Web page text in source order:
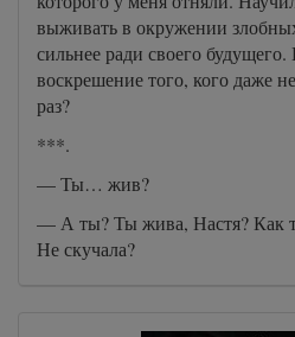
выживать в окружении
сильнее ради своего
воскрешение того, кого даже
раз?
***.
— Ты… жив?
— А ты? Ты жива, Настя? Как
Не скучала?